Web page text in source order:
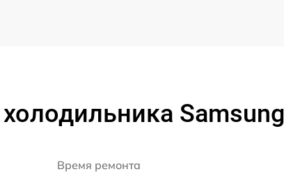
Samsung
Время ремонта